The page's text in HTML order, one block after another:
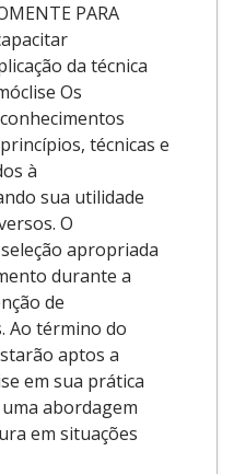
PARA
da técnica
Os
técnicas e
à
sua utilidade
O
apropriada
durante a
de
Ao término do
aptos a
em sua prática
abordagem
em situações